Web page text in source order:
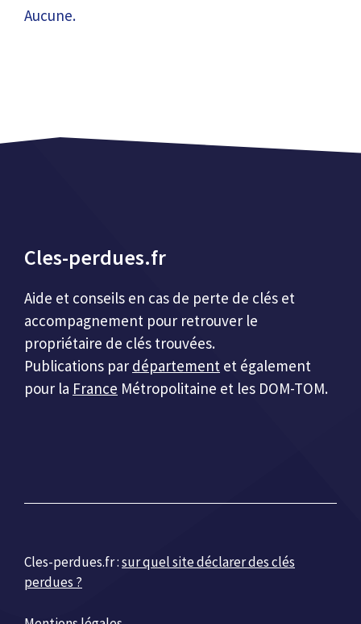
Aucune.
Cles-perdues.fr
Aide et conseils en cas de perte de clés et
accompagnement pour retrouver le
propriétaire de clés trouvées.
Publications par département et également
pour la France Métropolitaine et les DOM-TOM.
Cles-perdues.fr :sur quel site déclarer des clés
perdues ?